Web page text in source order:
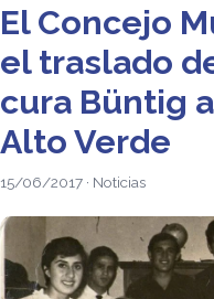
El Concejo
el traslado
cura Büntig
Alto Verde
15/06/2017 · Noticias